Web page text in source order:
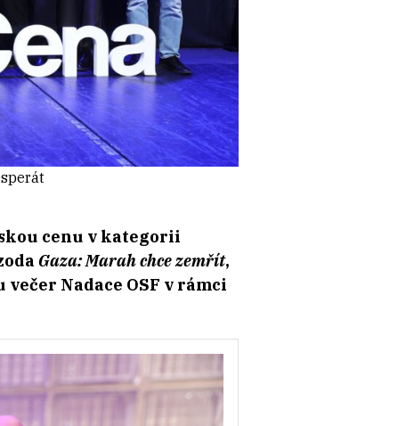
cenu v kategorii
Gaza: Marah chce zemřít,
Nadace OSF v rámci